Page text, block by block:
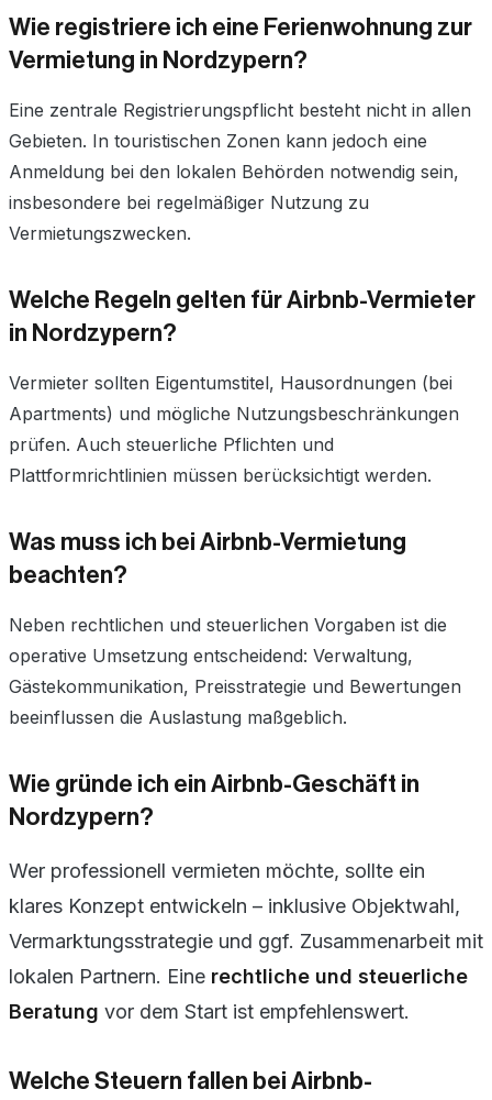
Wie registriere ich eine Ferienwohnung zur
Vermietung in Nordzypern?
Eine zentrale Registrierungspflicht besteht nicht in allen
Gebieten. In touristischen Zonen kann jedoch eine
Anmeldung bei den lokalen Behörden notwendig sein,
insbesondere bei regelmäßiger Nutzung zu
Vermietungszwecken.
Welche Regeln gelten für Airbnb-Vermieter
in Nordzypern?
Vermieter sollten Eigentumstitel, Hausordnungen (bei
Apartments) und mögliche Nutzungsbeschränkungen
prüfen. Auch steuerliche Pflichten und
Plattformrichtlinien müssen berücksichtigt werden.
Was muss ich bei Airbnb-Vermietung
beachten?
Neben rechtlichen und steuerlichen Vorgaben ist die
operative Umsetzung entscheidend: Verwaltung,
Gästekommunikation, Preisstrategie und Bewertungen
beeinflussen die Auslastung maßgeblich.
Wie gründe ich ein Airbnb-Geschäft in
Nordzypern?
Wer professionell vermieten möchte, sollte ein
klares Konzept entwickeln – inklusive Objektwahl,
Vermarktungsstrategie und ggf. Zusammenarbeit mit
lokalen Partnern. Eine rechtliche und steuerliche
Beratung vor dem Start ist empfehlenswert.
Welche Steuern fallen bei Airbnb-